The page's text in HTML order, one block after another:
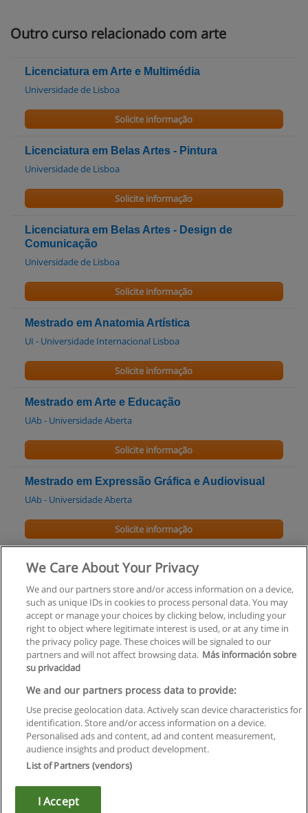
Outro curso relacionado com arte
Licenciatura em Arte e Multimédia
Universidade de Lisboa
Solicite informação
Licenciatura em Belas Artes - Pintura
Universidade de Lisboa
Solicite informação
Licenciatura em Belas Artes - Design de
Comunicação
Universidade de Lisboa
Solicite informação
Mestrado em Anatomia Artística
UI - Universidade Internacional Lisboa
Solicite informação
Mestrado em Arte e Educação
UAb - Universidade Aberta
Solicite informação
Mestrado em Expressão Gráfica e Audiovisual
UAb - Universidade Aberta
Solicite informação
Curso Técnico de Artes Gráficas
EPBJC - Bento de Jesus Caraça, Delegação Lisboa
Solicite informação
Regras de uso
Privacidade de dados
Entrar em contato com Educaedu
Copyright © Educaedu Business S.L. - CIF : B-95610580: -
We Care About Your Privacy
We and our partners store and/or access information on a device,
such as unique IDs in cookies to process personal data. You may
accept or manage your choices by clicking below, including your
right to object where legitimate interest is used, or at any time in
the privacy policy page. These choices will be signaled to our
partners and will not affect browsing data. Más información sobre
su privacidad
We and our partners process data to provide:
Use precise geolocation data. Actively scan device characteristics for
identification. Store and/or access information on a device.
Personalised ads and content, ad and content measurement,
audience insights and product development.
List of Partners (vendors)
I Accept